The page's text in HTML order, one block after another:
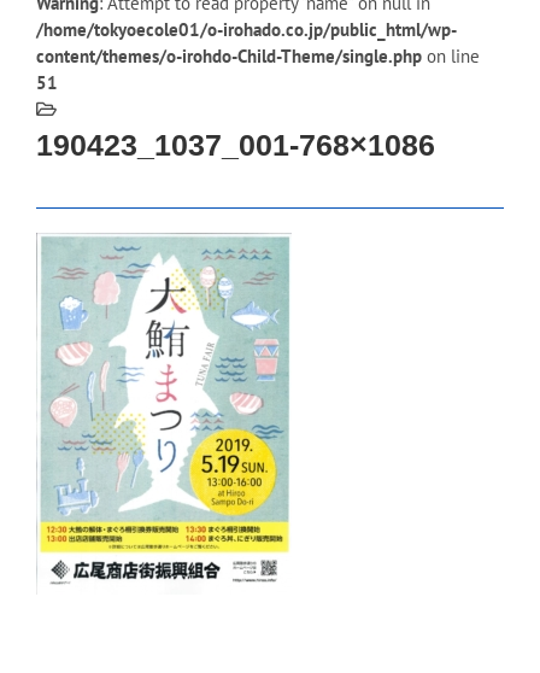
/home/tokyoecole01/o-irohado.co.jp/public_html/wp-
content/themes/o-irohdo-Child-Theme/single.php on line
51
190423_1037_001-768×1086